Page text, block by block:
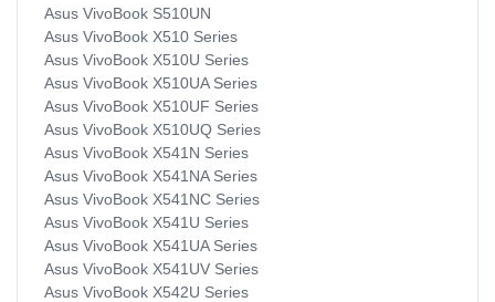
Asus VivoBook S510UN
Asus VivoBook X510 Series
Asus VivoBook X510U Series
Asus VivoBook X510UA Series
Asus VivoBook X510UF Series
Asus VivoBook X510UQ Series
Asus VivoBook X541N Series
Asus VivoBook X541NA Series
Asus VivoBook X541NC Series
Asus VivoBook X541U Series
Asus VivoBook X541UA Series
Asus VivoBook X541UV Series
Asus VivoBook X542U Series